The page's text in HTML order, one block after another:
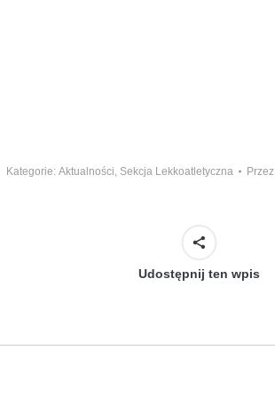
Kategorie: Aktualności, Sekcja Lekkoatletyczna Przez
Udostępnij ten wpis